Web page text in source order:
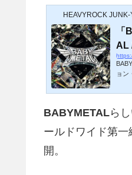
HEAVYROCK JUNK-
AL
ョン
が、
「ソ
っく
BABYMETALら
ールドワイド第
開。